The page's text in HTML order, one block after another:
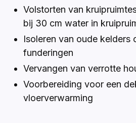
Volstorten van
bij 30 cm water in
Isoleren van oude kelders
funderingen
Vervangen van verrotte
Voorbereiding voor een
vloerverwarming